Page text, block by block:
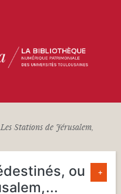
Stations de Jérusalem,
ou
...
+